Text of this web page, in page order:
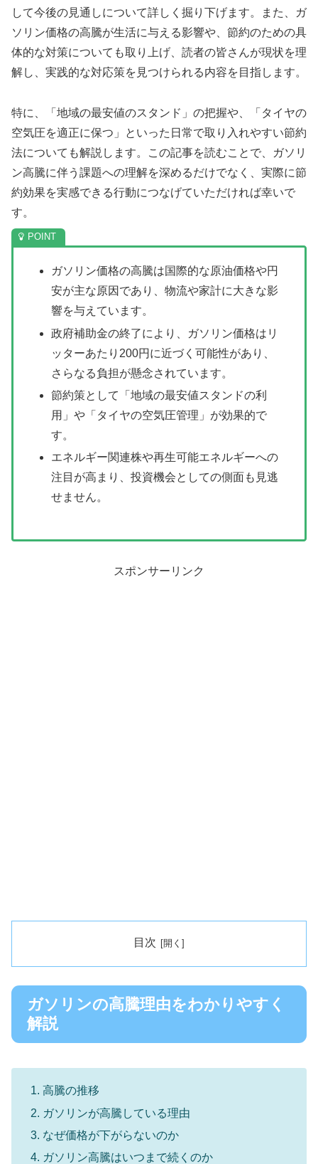
して今後の見通しについて詳しく掘り下げます。また、ガ
ソリン価格の高騰が生活に与える影響や、節約のための具
体的な対策についても取り上げ、読者の皆さんが現状を理
解し、実践的な対応策を見つけられる内容を目指します。
特に、「地域の最安値のスタンド」の把握や、「タイヤの
空気圧を適正に保つ」といった日常で取り入れやすい節約
法についても解説します。この記事を読むことで、ガソリ
ン高騰に伴う課題への理解を深めるだけでなく、実際に節
約効果を実感できる行動につなげていただければ幸いで
す。
ガソリン価格の高騰は国際的な原油価格や円
安が主な原因であり、物流や家計に大きな影
響を与えています。
政府補助金の終了により、ガソリン価格はリ
ッターあたり200円に近づく可能性があり、
さらなる負担が懸念されています。
節約策として「地域の最安値スタンドの利
用」や「タイヤの空気圧管理」が効果的で
す。
エネルギー関連株や再生可能エネルギーへの
注目が高まり、投資機会としての側面も見逃
せません。
スポンサーリンク
目次
ガソリンの高騰理由をわかりやすく
解説
高騰の推移
ガソリンが高騰している理由
なぜ価格が下がらないのか
ガソリン高騰はいつまで続くのか